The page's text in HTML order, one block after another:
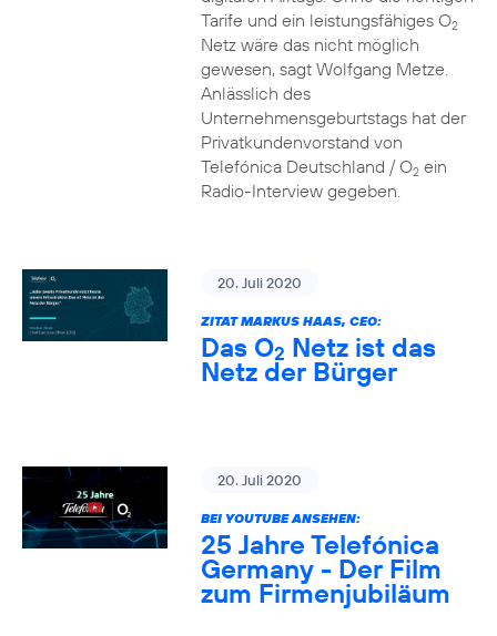
Tarife und ein leistungsfähiges O2
Netz wäre das nicht möglich
gewesen, sagt Wolfgang Metze.
Anlässlich des
Unternehmensgeburtstags hat der
Privatkundenvorstand von
Telefónica Deutschland / O2ein
Radio-Interview gegeben.
20. Juli 2020
ZITAT MARKUS HAAS, CEO:
Das O2 Netz ist das
Netz der Bürger
20. Juli 2020
BEI YOUTUBE ANSEHEN:
25 Jahre Telefónica
Germany - Der Film
zum Firmenjubiläum